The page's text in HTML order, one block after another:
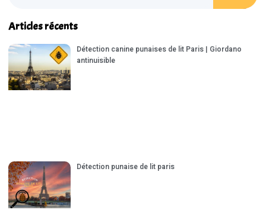
Articles récents
Détection canine punaises de lit Paris | Giordano
antinuisible
Détection punaise de lit paris